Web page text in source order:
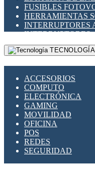
FUSIBLES
HERRAMIENTAS
INTERRUPTORES
INTERRUPTORES
FOTOVOLTÁICOS
MONTAJE PANEL
SUPRESOR DE
APLICACIONES
TECNOLOGÍA
ACCESORIOS
COMPUTO
ELECTRÓNICA
GAMING
MOVILIDAD
OFICINA
POS
REDES
SEGURIDAD